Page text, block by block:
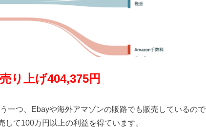
り上げ404,375円
一つ、Ebayや海外アマゾンの販路でも販売しているので
て100万円以上の利益を得ています。